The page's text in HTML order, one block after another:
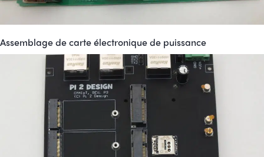
Assemblage de carte électronique de puissance